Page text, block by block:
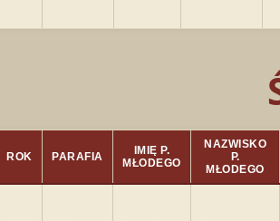
ROK PARAFIA
IMIĘ P.
MŁODEGO
NAZWISKO
P.
MŁODEGO